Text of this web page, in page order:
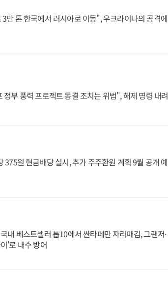
만 톤 한국에서 러시아로 이동", 우크라이나의 공격에
정부 풍력 프로젝트 동결 조치는 위법", 해제 명령 내려
375원 현금배당 실시, 추가 주주환원 계획 9월 공개 예
내 베스트셀러 톱10에서 싼타페만 자리매김, 그랜저·
'로 내수 방어